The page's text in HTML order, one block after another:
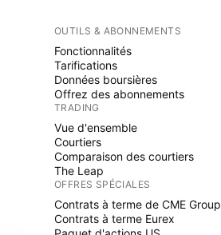
OUTILS & ABONNEMENTS
Fonctionnalités
Tarifications
Données boursières
Offrez des abonnements
TRADING
Vue d'ensemble
Courtiers
Comparaison des courtiers
The Leap
OFFRES SPÉCIALES
Contrats à terme de CME Group
Contrats à terme Eurex